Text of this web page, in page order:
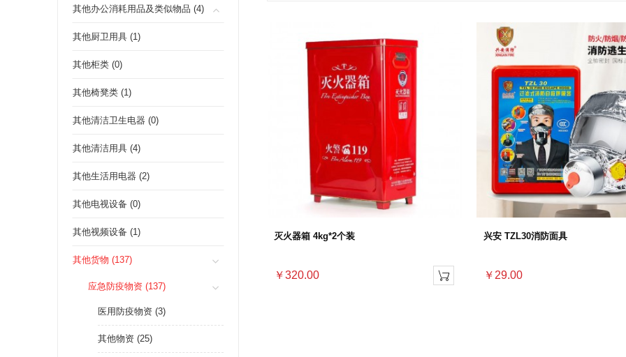
其他办公消耗用品及类似物品 (4)
其他厨卫用具 (1)
其他柜类 (0)
其他椅凳类 (1)
其他清洁卫生电器 (0)
其他清洁用具 (4)
其他生活用电器 (2)
其他电视设备 (0)
其他视频设备 (1)
其他货物 (137)
应急防疫物资 (137)
医用防疫物资 (3)
其他物资 (25)
灭火器箱 4kg*2个装
￥320.00 
兴安 TZL30消防面具
￥29.00